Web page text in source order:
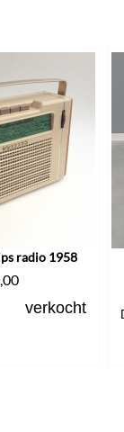
radio 1958
verkocht